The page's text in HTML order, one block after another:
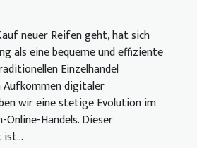
neuer Reifen geht, hat sich
als eine bequeme und effiziente
Einzelhandel
digitaler
wir eine stetige Evolution im
Online-Handels. Dieser